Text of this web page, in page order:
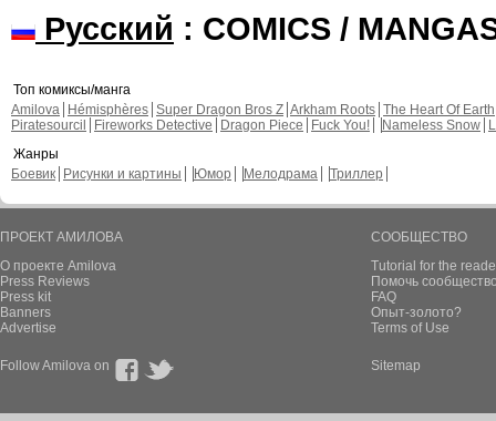
Русский : COMICS /
Топ комиксы/манга
Amilova
Hémisphères Super Dragon Bros Z Arkham Roots The Heart Of Earth
Piratesourcil
Fireworks Detective Dragon Piece Fuck You! Nameless Snow
Жанры
Боевик
Рисунки и картины Юмор Мелодрама Триллер
ПРОЕКТ АМИЛОВА
О проекте Amilova
Press Reviews
Press kit
Banners
Advertise
СООБЩЕСТВО
Tutorial for the
Помочь
FAQ
Опыт-золото?
Terms of Use
Follow Amilova on Sitemap